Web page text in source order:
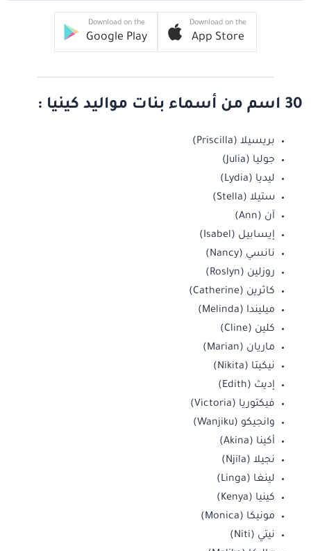
Download on the
App Store
Download on the
Google Play
30 اسم من أسماء بنات مواليد كينيا :
بريسيلا (Priscilla)
جوليا (Julia)
ليديا (Lydia)
ستيلا (Stella)
آن (Ann)
إيسابيل (Isabel)
نانسي (Nancy)
روزلين (Roslyn)
كاثرين (Catherine)
ميليندا (Melinda)
كلين (Cline)
ماريان (Marian)
نيكيتا (Nikita)
إديث (Edith)
فيكتوريا (Victoria)
وانجيكو (Wanjiku)
أكينا (Akina)
نجيلا (Njila)
لينغا (Linga)
كينيا (Kenya)
مونيكا (Monica)
نيتي (Niti)